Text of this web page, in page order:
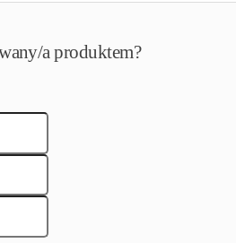
a produktem?